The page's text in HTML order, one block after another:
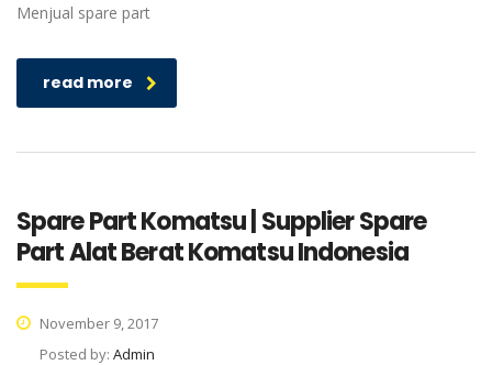
Menjual spare part
read more
Spare Part Komatsu | Supplier Spare
Part Alat Berat Komatsu Indonesia
November 9, 2017
Posted by: Admin